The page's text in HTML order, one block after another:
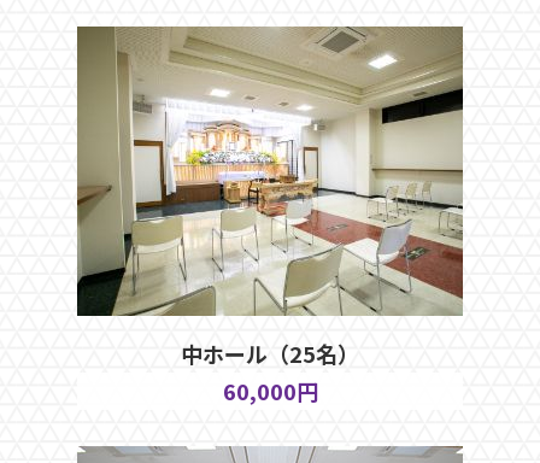
中ホール（25名）
60,000円